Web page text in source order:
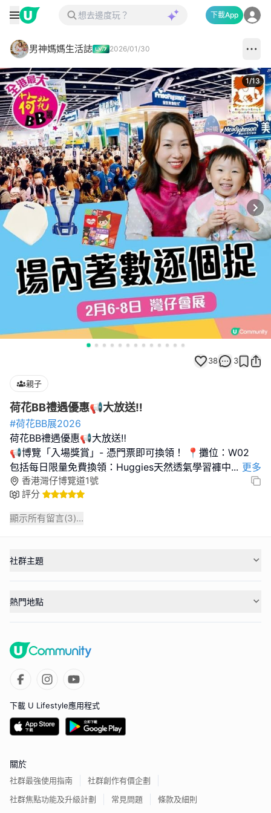
下載App
男神媽媽生活誌 2026/01/30
1/13
38 3
親子
荷花BB禮遇優惠📢大放送‼️
#荷花BB展2026
荷花BB禮遇優惠📢大放送‼️
📢博覽「入場獎賞」- 憑門票即可換領！ 📍攤位：W02
包括每日限量免費換領：Huggies天然透氣學習褲中... 更多
香港灣仔博覽道1號
評分
顯示所有留言(3)...
社群主題
熱門地點
下載 U Lifestyle應用程式
關於
社群最強使用指南
社群創作有價企劃
社群焦點功能及升級計劃
常見問題 條款及細則